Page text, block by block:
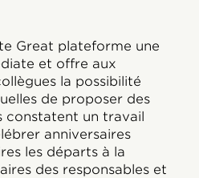
Great plateforme une
et offre aux
la possibilité
de proposer des
constatent un travail
anniversaires
les départs à la
des responsables et